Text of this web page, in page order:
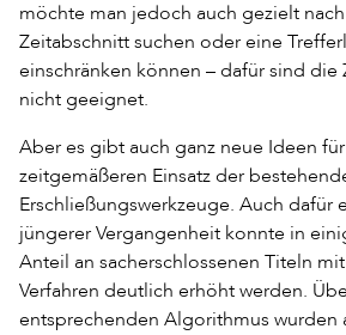
möchte man jedoch auch gezielt
Zeitabschnitt suchen oder eine
einschränken können – dafür sind die
nicht geeignet.
Aber es gibt auch ganz neue Ideen
zeitgemäßeren Einsatz der
Erschließungswerkzeuge. Auch dafür
jüngerer Vergangenheit konnte in
Anteil an sacherschlossenen Titeln
Verfahren deutlich erhöht werden.
entsprechenden Algorithmus wurden